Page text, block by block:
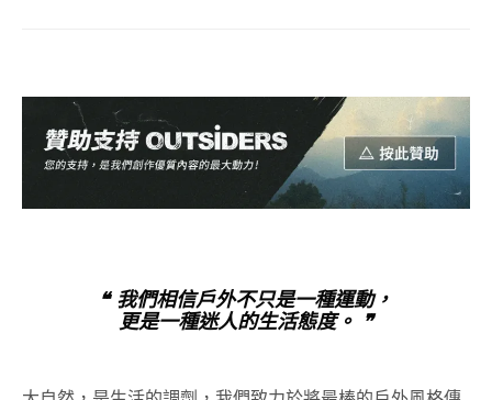
❝ 我們相信戶外不只是一種運動，
更是一種迷人的生活態度。 ❞